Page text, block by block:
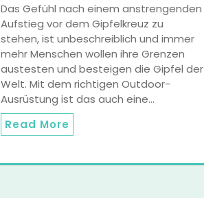
Das Gefühl nach einem anstrengenden
Aufstieg vor dem Gipfelkreuz zu
stehen, ist unbeschreiblich und immer
mehr Menschen wollen ihre Grenzen
austesten und besteigen die Gipfel der
Welt. Mit dem richtigen Outdoor-
Ausrüstung ist das auch eine…
Read More